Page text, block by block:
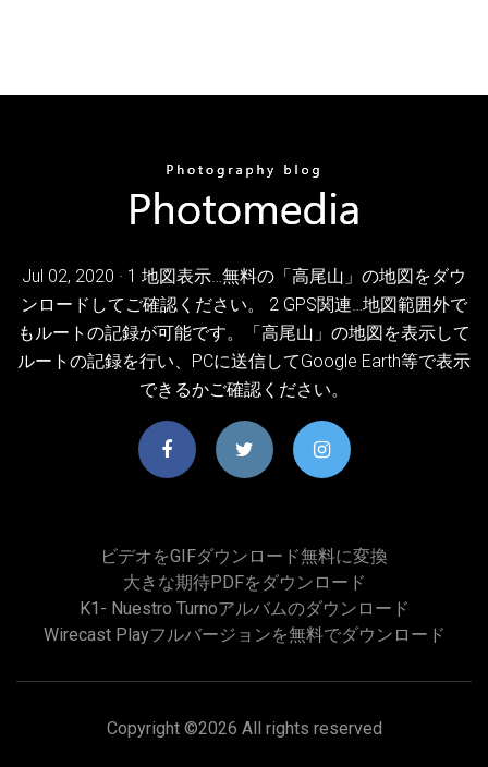
Jul 02, 2020 · 1 地図表示…無料の「高尾山」の地図をダウ
ンロードしてご確認ください。 2 GPS関連…地図範囲外で
もルートの記録が可能です。「高尾山」の地図を表示して
ルートの記録を行い、PCに送信してGoogle Earth等で表示
できるかご確認ください。
ビデオをGIFダウンロード無料に変換
大きな期待PDFをダウンロード
K1- Nuestro Turnoアルバムのダウンロード
Wirecast Playフルバージョンを無料でダウンロード
Copyright ©2026 All rights reserved